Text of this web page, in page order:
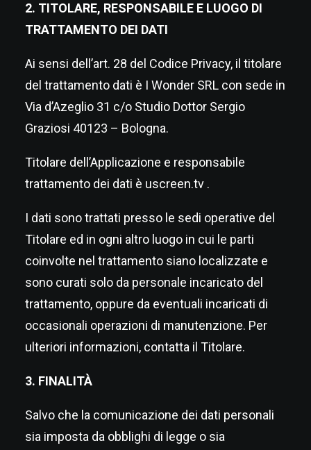
2. TITOLARE, RESPONSABILE E LUOGO DI
TRATTAMENTO DEI DATI
Ai sensi dell’art. 28 del Codice Privacy, il titolare
del trattamento dati è I Wonder SRL con sede in
Via d’Azeglio 31 c/o Studio Dottor Sergio
Graziosi 40123 – Bologna.
Titolare dell’Applicazione e responsabile
trattamento dei dati è uscreen.tv .
I dati sono trattati presso le sedi operative del
Titolare ed in ogni altro luogo in cui le parti
coinvolte nel trattamento siano localizzate e
sono curati solo da personale incaricato del
trattamento, oppure da eventuali incaricati di
occasionali operazioni di manutenzione. Per
ulteriori informazioni, contatta il Titolare.
3. FINALITÀ
Salvo che la comunicazione dei dati personali
sia imposta da obblighi di legge o sia